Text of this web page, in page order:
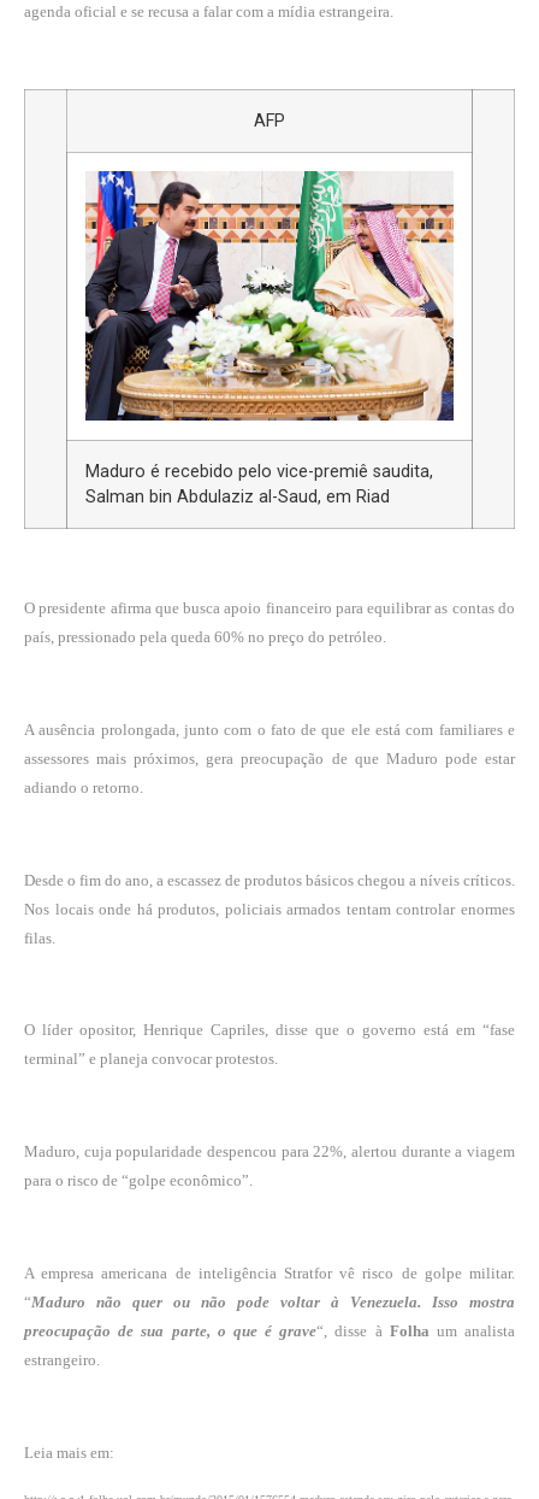
agenda oficial e se recusa a falar com a mídia estrangeira.
AFP
Maduro é recebido pelo vice-premiê saudita,
Salman bin Abdulaziz al-Saud, em Riad
O presidente afirma que busca apoio financeiro para equilibrar as contas do
país, pressionado pela queda 60% no preço do petróleo.
A ausência prolongada, junto com o fato de que ele está com familiares e
assessores mais próximos, gera preocupação de que Maduro pode estar
adiando o retorno.
Desde o fim do ano, a escassez de produtos básicos chegou a níveis críticos.
Nos locais onde há produtos, policiais armados tentam controlar enormes
filas.
O líder opositor, Henrique Capriles, disse que o governo está em “fase
terminal” e planeja convocar protestos.
Maduro, cuja popularidade despencou para 22%, alertou durante a viagem
para o risco de “golpe econômico”.
A empresa americana de inteligência Stratfor vê risco de golpe militar.
“Maduro não quer ou não pode voltar à Venezuela. Isso mostra
preocupação de sua parte, o que é grave“, disse à Folha um analista
estrangeiro.
Leia mais em: